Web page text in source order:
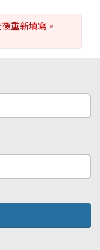
重新填寫。